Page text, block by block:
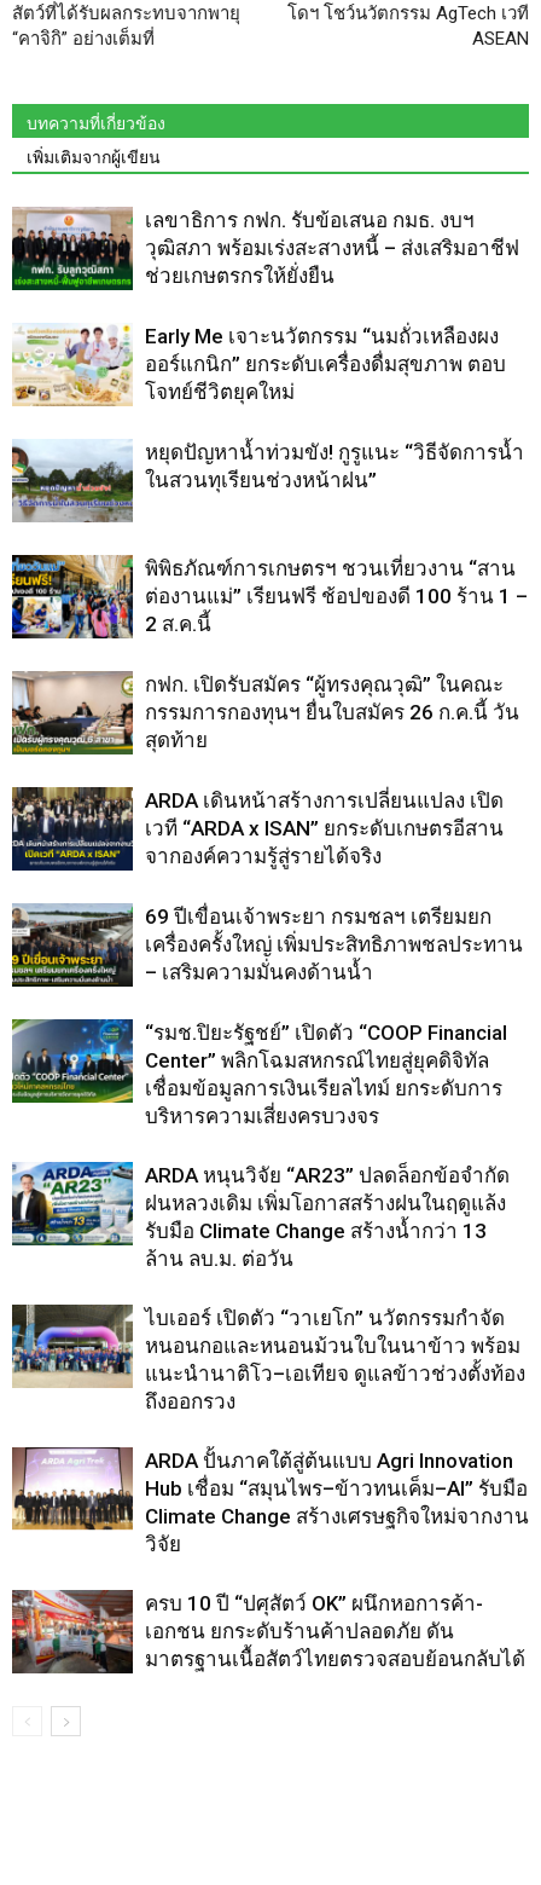
สัตว์ที่ได้รับผลกระทบจากพายุ
“คาจิกิ” อย่างเต็มที่
โดฯ โชว์นวัตกรรม AgTech เวที
ASEAN
บทความที่เกี่ยวข้อง
เพิ่มเติมจากผู้เขียน
เลขาธิการ กฟก. รับข้อเสนอ กมธ. งบฯ
วุฒิสภา พร้อมเร่งสะสางหนี้ – ส่งเสริมอาชีฟ
ช่วยเกษตรกรให้ยั่งยืน
Early Me เจาะนวัตกรรม “นมถั่วเหลืองผง
ออร์แกนิก” ยกระดับเครื่องดื่มสุขภาพ ตอบ
โจทย์ชีวิตยุคใหม่
หยุดปัญหาน้ำท่วมขัง! กูรูแนะ “วิธีจัดการน้ำ
ในสวนทุเรียนช่วงหน้าฝน”
พิพิธภัณฑ์การเกษตรฯ ชวนเที่ยวงาน “สาน
ต่องานแม่” เรียนฟรี ช้อปของดี 100 ร้าน 1 –
2 ส.ค.นี้
กฟก. เปิดรับสมัคร “ผู้ทรงคุณวุฒิ” ในคณะ
กรรมการกองทุนฯ ยื่นใบสมัคร 26 ก.ค.นี้ วัน
สุดท้าย
ARDA เดินหน้าสร้างการเปลี่ยนแปลง เปิด
เวที “ARDA x ISAN” ยกระดับเกษตรอีสาน
จากองค์ความรู้สู่รายได้จริง
69 ปีเขื่อนเจ้าพระยา กรมชลฯ เตรียมยก
เครื่องครั้งใหญ่ เพิ่มประสิทธิภาพชลประทาน
– เสริมความมั่นคงด้านน้ำ
“รมช.ปิยะรัฐชย์” เปิดตัว “COOP Financial
Center” พลิกโฉมสหกรณ์ไทยสู่ยุคดิจิทัล
เชื่อมข้อมูลการเงินเรียลไทม์ ยกระดับการ
บริหารความเสี่ยงครบวงจร
ARDA หนุนวิจัย “AR23” ปลดล็อกข้อจำกัด
ฝนหลวงเดิม เพิ่มโอกาสสร้างฝนในฤดูแล้ง
รับมือ Climate Change สร้างน้ำกว่า 13
ล้าน ลบ.ม. ต่อวัน
ไบเออร์ เปิดตัว “วาเยโก” นวัตกรรมกำจัด
หนอนกอและหนอนม้วนใบในนาข้าว พร้อม
แนะนำนาติโว–เอเทียจ ดูแลข้าวช่วงตั้งท้อง
ถึงออกรวง
ARDA ปั้นภาคใต้สู่ต้นแบบ Agri Innovation
Hub เชื่อม “สมุนไพร–ข้าวทนเค็ม–AI” รับมือ
Climate Change สร้างเศรษฐกิจใหม่จากงาน
วิจัย
ครบ 10 ปี “ปศุสัตว์ OK” ผนึกหอการค้า-
เอกชน ยกระดับร้านค้าปลอดภัย ดัน
มาตรฐานเนื้อสัตว์ไทยตรวจสอบย้อนกลับได้